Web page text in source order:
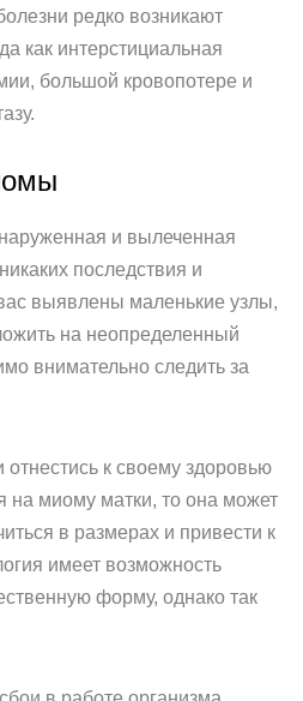
редко возникают
как интерстициальная
большой кровопотере и
и вылеченная
последствия и
выявлены маленькие узлы,
на неопределенный
внимательно следить за
отнестись к своему здоровью
на миому матки, то она может
в размерах и привести к
имеет возможность
форму, однако так